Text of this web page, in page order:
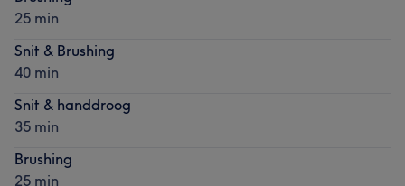
25 min
Snit & Brushing
40 min
Snit & handdroog
35 min
Brushing
25 min